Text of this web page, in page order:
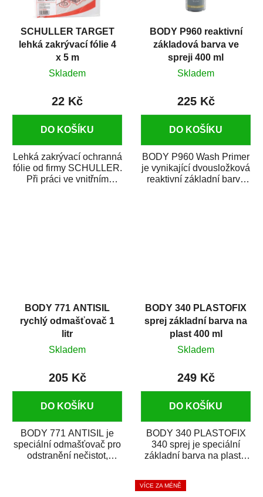
SCHULLER TARGET
lehká zakrývací fólie 4
x 5 m
Skladem
22 Kč
DO KOŠÍKU
Lehká zakrývací ochranná
fólie od firmy SCHULLER.
Při práci ve vnitřním
BODY P960 reaktivní
základová barva ve
spreji 400 ml
Skladem
225 Kč
DO KOŠÍKU
BODY P960 Wash Primer
je vynikající dvousložková
reaktivní základní barva
BODY 771 ANTISIL
rychlý odmašťovač 1
litr
Skladem
205 Kč
DO KOŠÍKU
BODY 771 ANTISIL je
speciální odmašťovač pro
odstranění nečistot,
BODY 340 PLASTOFIX
sprej základní barva na
plast 400 ml
Skladem
249 Kč
DO KOŠÍKU
BODY 340 PLASTOFIX
340 sprej je speciální
základní barva na plasty,
vrchních...
VÍCE ZA MÉNĚ